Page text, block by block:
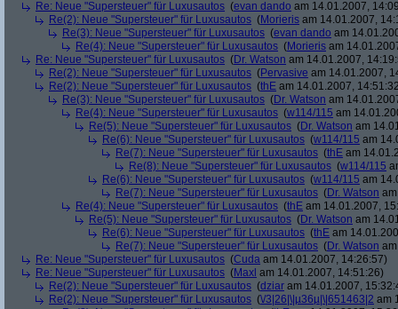
Re: Neue "Supersteuer" für Luxusautos (evan dando am 14.01.2007,
Re(2): Neue "Supersteuer" für Luxusautos (Morieris am 14.01.2007,
Re(3): Neue "Supersteuer" für Luxusautos (evan dando am
Re(4): Neue "Supersteuer" für Luxusautos (Morieris am
Re: Neue "Supersteuer" für Luxusautos (Dr. Watson am 14.01.2007,
Re(2): Neue "Supersteuer" für Luxusautos (Pervasive am 14.01.2007,
Re(2): Neue "Supersteuer" für Luxusautos (thE am 14.01.2007,
Re(3): Neue "Supersteuer" für Luxusautos (Dr. Watson am
Re(4): Neue "Supersteuer" für Luxusautos (w114/115 am
Re(5): Neue "Supersteuer" für Luxusautos (Dr. Watson am
Re(6): Neue "Supersteuer" für Luxusautos (w114/115 am
Re(7): Neue "Supersteuer" für Luxusautos (thE am
Re(8): Neue "Supersteuer" für Luxusautos (w114/115
Re(6): Neue "Supersteuer" für Luxusautos (w114/115 am
Re(7): Neue "Supersteuer" für Luxusautos (Dr. Watson
Re(4): Neue "Supersteuer" für Luxusautos (thE am 14.01.2007,
Re(5): Neue "Supersteuer" für Luxusautos (Dr. Watson am
Re(6): Neue "Supersteuer" für Luxusautos (thE am
Re(7): Neue "Supersteuer" für Luxusautos (Dr. Watson
Re: Neue "Supersteuer" für Luxusautos (Cuda am 14.01.2007, 14:26:57)
Re: Neue "Supersteuer" für Luxusautos (Maxl am 14.01.2007, 14:51:26)
Re(2): Neue "Supersteuer" für Luxusautos (dziar am 14.01.2007,
Re(2): Neue "Supersteuer" für Luxusautos (\/3|26|\|µ36µ|\|651463|2 am